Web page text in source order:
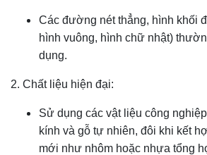
Các đường nét thẳng, hình khối
hình vuông, hình chữ nhật)
dụng.
2. Chất liệu hiện đại:
Sử dụng các vật liệu công
kính và gỗ tự nhiên, đôi khi kết
mới như nhôm hoặc nhựa tổng